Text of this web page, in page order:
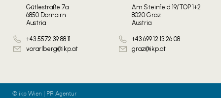
Gütlestraße 7a
6850 Dornbirn
Austria
+43 5572 39 88 11
vorarlberg@ikp.at
Am Steinfeld 19/TOP 1+2
8020 Graz
Austria
+43 699 12 13 26 08
graz@ikp.at
© ikp Wien | PR Agentur